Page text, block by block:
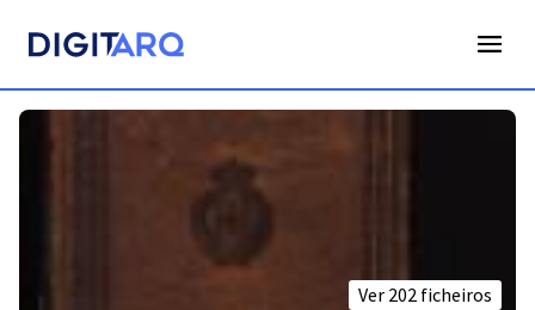
Ver 202 ficheiros